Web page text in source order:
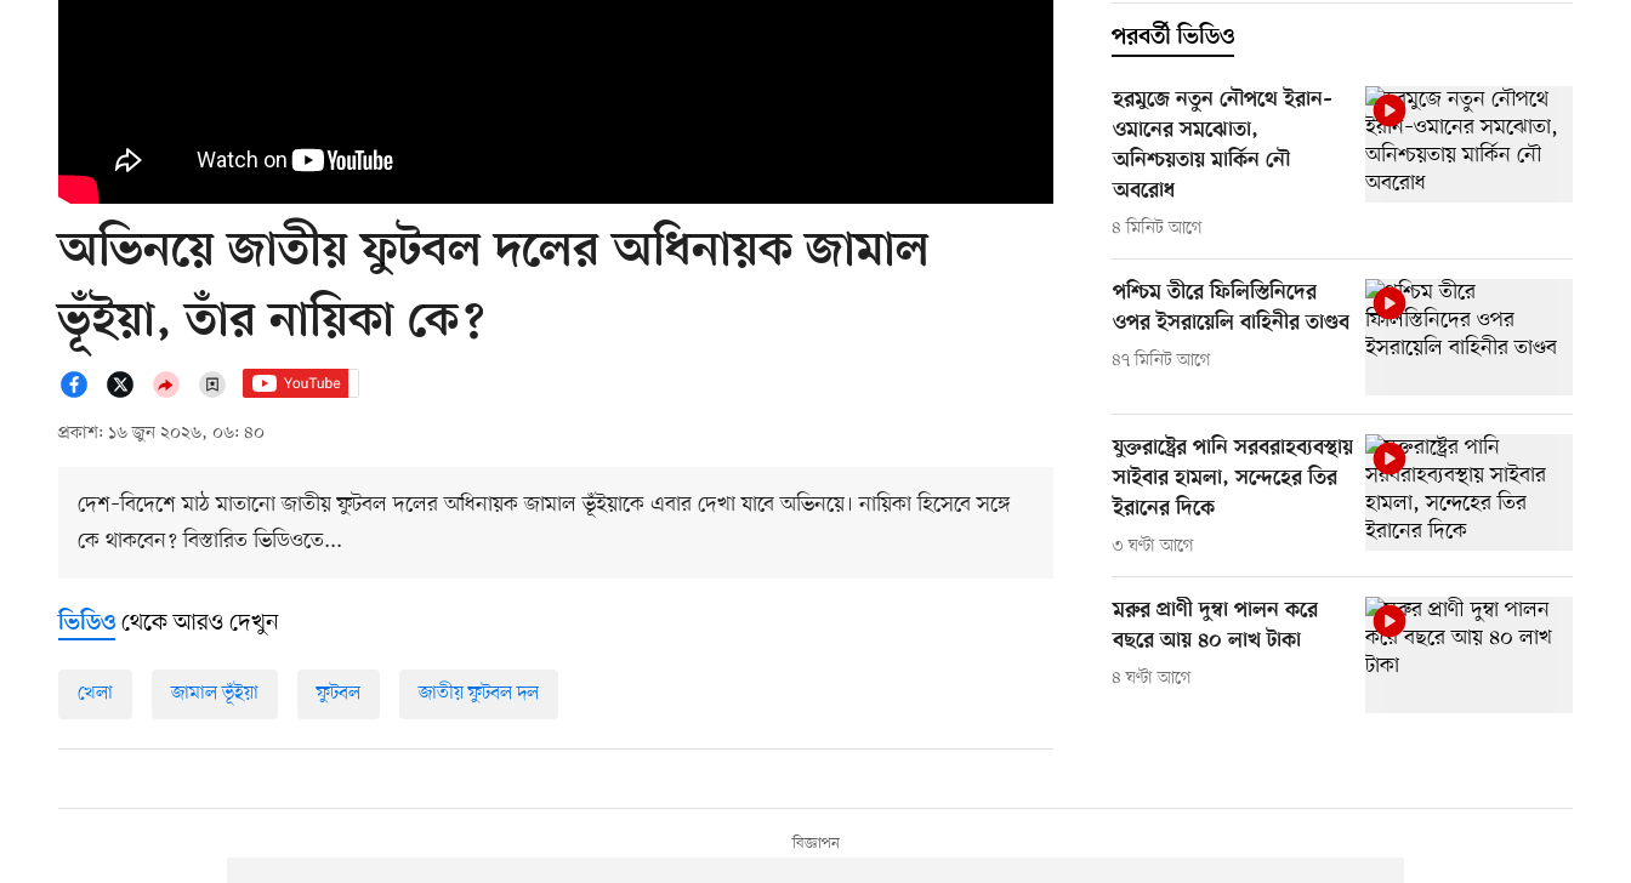
অভিনয়ে জাতীয় ফুটবল দলের অধিনায়ক জামাল
ভূঁইয়া, তাঁর নায়িকা কে?
প্রকাশ: ১৬ জুন ২০২৬, ০৬: ৪০
দেশ–বিদেশে মাঠ মাতানো জাতীয় ফুটবল দলের অধিনায়ক জামাল ভূঁইয়াকে এবার দেখা যাবে অভিনয়ে। নায়িকা হিসেবে সঙ্গে
কে থাকবেন? বিস্তারিত ভিডিওতে...
পরবর্তী ভিডিও
হরমুজে নতুন নৌপথে ইরান–
ওমানের সমঝোতা,
অনিশ্চয়তায় মার্কিন নৌ
অবরোধ
৪ মিনিট আগে
পশ্চিম তীরে ফিলিস্তিনিদের
ওপর ইসরায়েলি বাহিনীর তাণ্ডব
৪৭ মিনিট আগে
যুক্তরাষ্ট্রের পানি সরবরাহব্যবস্থায়
সাইবার হামলা, সন্দেহের তির
ইরানের দিকে
৩ ঘণ্টা আগে
মরুর প্রাণী দুম্বা পালন করে
বছরে আয় ৪০ লাখ টাকা
৪ ঘণ্টা আগে
ভিডিও থেকে আরও দেখুন
খেলা জামাল ভূঁইয়া ফুটবল জাতীয় ফুটবল দল